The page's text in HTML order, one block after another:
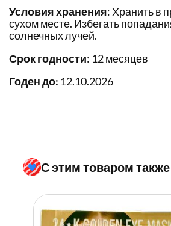
Условия хранения: Хранить в
сухом месте. Избегать
солнечных лучей.
Срок годности: 12 месяцев
Годен до: 12.10.2026
С этим товаром